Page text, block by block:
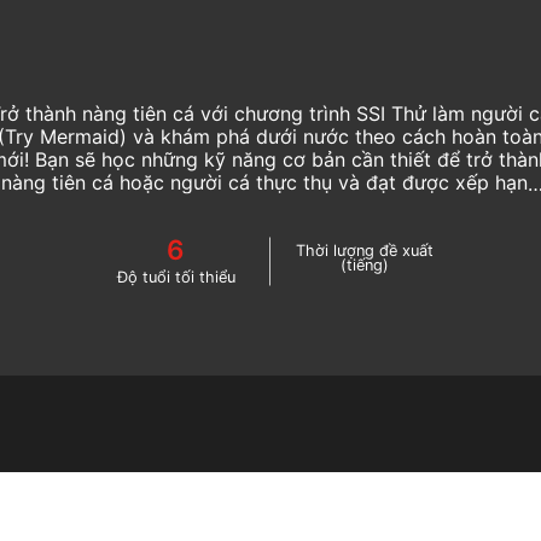
thành nàng tiên cá với chương trình SSI Thử làm người
Mermaid) và khám phá dưới nước theo cách hoàn
Bạn sẽ học những kỹ năng cơ bản cần thiết để trở
nàng tiên cá hoặc người cá thực thụ và đạt được xếp hạng
6
Độ tuổi tối thiểu
Thời lượng đề xuất
(tiếng)